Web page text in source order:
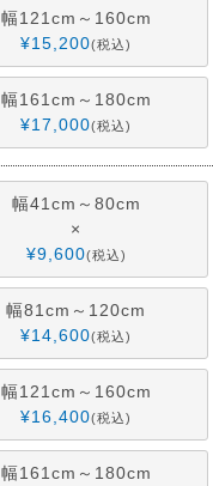
幅121cm～160cm
¥15,200 税込
幅161cm～180cm
¥17,000 税込
幅41cm～80cm
×
¥9,600 税込
幅81cm～120cm
¥14,600 税込
幅121cm～160cm
¥16,400 税込
幅161cm～180cm